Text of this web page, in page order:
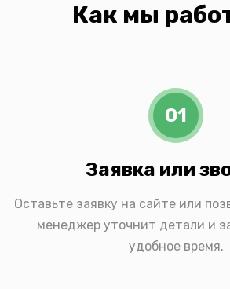
Как мы
01
Заявка или
Оставьте заявку на сайте или
менеджер уточнит детали и
удобное время.